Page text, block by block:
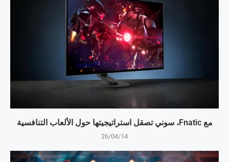
مع Fnatic، سوني تصقل استراتيجيتها حول الألعاب التنافسية
26/04/14